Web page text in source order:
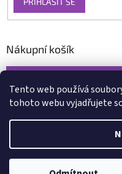
Tento web používá
tohoto webu vyjadřujete
Nákupní košík
Copyright 2026